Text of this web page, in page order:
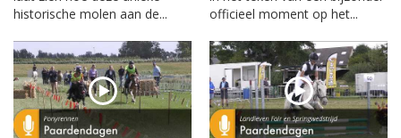
historische molen aan de...
officieel moment op het...